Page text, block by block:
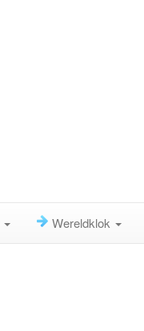
Wereldklok